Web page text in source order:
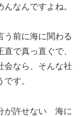
なんですよね。
う前に海に関わる
で真っ直ぐで、
会なら、そんな社
す。
が許せない 海に